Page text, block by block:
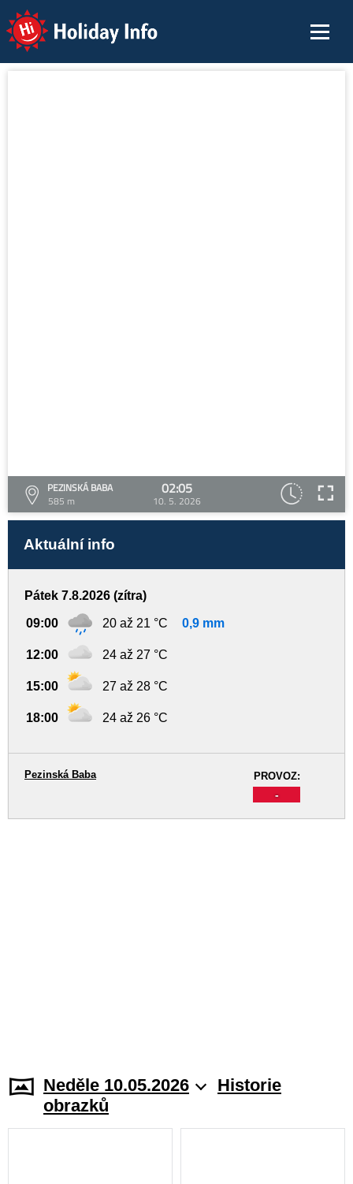
Holiday Info
PEZINSKÁ BABA
585 m
02:05
10. 5. 2026
Aktuální info
Pátek 7.8.2026 (zítra)
09:00 20 až 21 °C 0,9 mm
12:00 24 až 27 °C
15:00 27 až 28 °C
18:00 24 až 26 °C
PROVOZ:
-
Pezinská Baba
Neděle 10.05.2026
Historie
obrazků